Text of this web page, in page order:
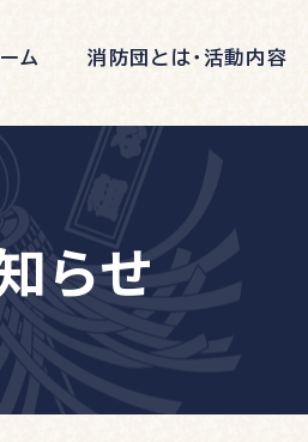
ム 消防団とは・活動内容
らせ